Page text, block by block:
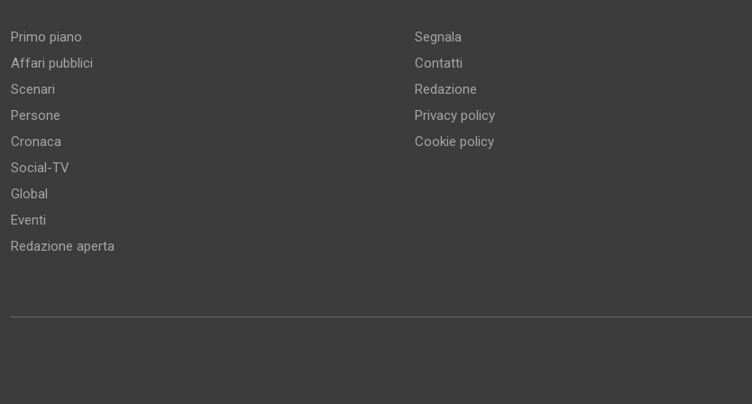
Primo piano
Affari pubblici
Scenari
Persone
Cronaca
Social-TV
Global
Eventi
Redazione aperta
Segnala
Contatti
Redazione
Privacy policy
Cookie policy